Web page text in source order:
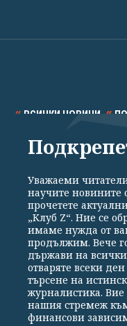
ВСИЧКИ НОВИНИ
СПОРТ КУЛТУРА
Общи условия
Реклама
Екип
Уважаеми
научите новините
прочетете
„Клуб Z“. Ние се
имаме нужда от
продължим. Вече
държави на
отваряте всеки
търсене на
журналистика.
нашия стремеж
финансови